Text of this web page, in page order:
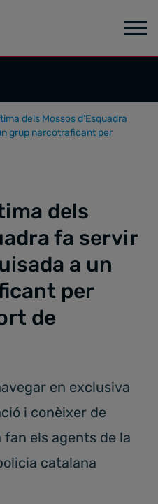
dels Mossos d'Esquadra
grup narcotraficant per
dels
fa servir
a un
per
de
en exclusiva
i conèixer de
els agents de la
catalana